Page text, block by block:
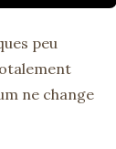
peu
ne change